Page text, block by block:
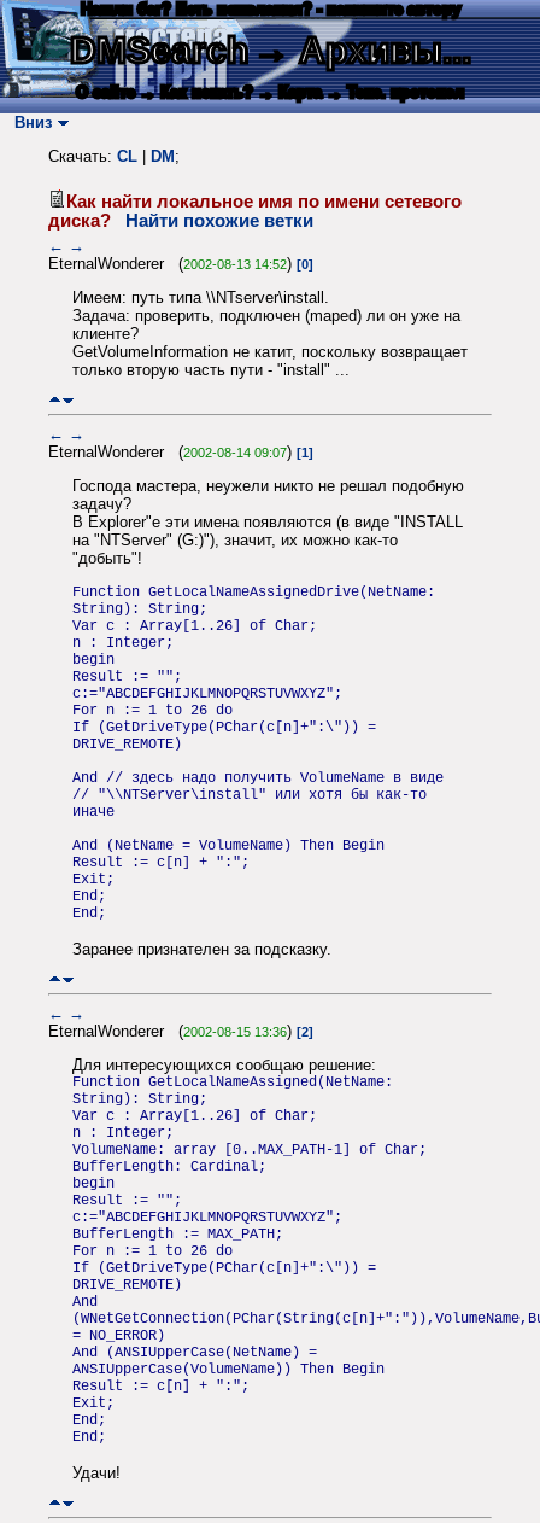
Нашли баг? Есть пожелания? - напишите автору
DMSearch→ Архивы...
О сайте → Как искать? → Карта → Текс. протокол
Вниз
Скачать: CL DM ;
Как найти локальное имя по имени сетевого
диска?
Найти похожие ветки
← →
EternalWonderer (2002-08-13 14:52) [0]
Имеем: путь типа \\NTserver\install.
Задача: проверить, подключен (maped) ли он уже на
клиенте?
GetVolumeInformation не катит, поскольку возвращает
только вторую часть пути - "install" ...
← →
EternalWonderer (2002-08-14 09:07) [1]
Господа мастера, неужели никто не решал подобную
задачу?
В Explorer"е эти имена появляются (в виде "INSTALL
на "NTServer" (G:)"), значит, их можно как-то
"добыть"!
Function GetLocalNameAssignedDrive(NetName:
String): String;
Var c : Array[1..26] of Char;
n : Integer;
begin
Result := "";
c:="ABCDEFGHIJKLMNOPQRSTUVWXYZ";
For n := 1 to 26 do
If (GetDriveType(PChar(c[n]+":\")) =
DRIVE_REMOTE)
And // здесь надо получить VolumeName в виде
// "\\NTServer\install" или хотя бы как-то
иначе
And (NetName = VolumeName) Then Begin
Result := c[n] + ":";
Exit;
End;
End;
Заранее признателен за подсказку.
← →
EternalWonderer (2002-08-15 13:36) [2]
Для интересующихся сообщаю решение:
Function GetLocalNameAssigned(NetName:
String): String;
Var c : Array[1..26] of Char;
n : Integer;
VolumeName: array [0..MAX_PATH-1] of Char;
BufferLength: Cardinal;
begin
Result := "";
c:="ABCDEFGHIJKLMNOPQRSTUVWXYZ";
BufferLength := MAX_PATH;
For n := 1 to 26 do
If (GetDriveType(PChar(c[n]+":\")) =
DRIVE_REMOTE)
And
= NO_ERROR)
And (ANSIUpperCase(NetName) =
ANSIUpperCase(VolumeName)) Then Begin
Result := c[n] + ":";
Exit;
End;
End;
Удачи!